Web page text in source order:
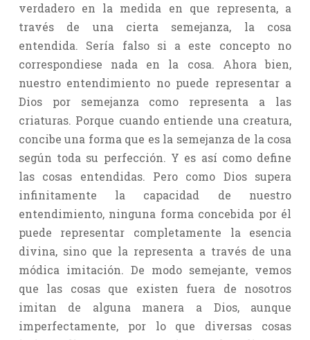
verdadero en la medida en que representa, a
través de una cierta semejanza, la cosa
entendida. Sería falso si a este concepto no
correspondiese nada en la cosa. Ahora bien,
nuestro entendimiento no puede representar a
Dios por semejanza como representa a las
criaturas. Porque cuando entiende una creatura,
concibe una forma que es la semejanza de la cosa
según toda su perfección. Y es así como define
las cosas entendidas. Pero como Dios supera
infinitamente la capacidad de nuestro
entendimiento, ninguna forma concebida por él
puede representar completamente la esencia
divina, sino que la representa a través de una
módica imitación. De modo semejante, vemos
que las cosas que existen fuera de nosotros
imitan de alguna manera a Dios, aunque
imperfectamente, por lo que diversas cosas